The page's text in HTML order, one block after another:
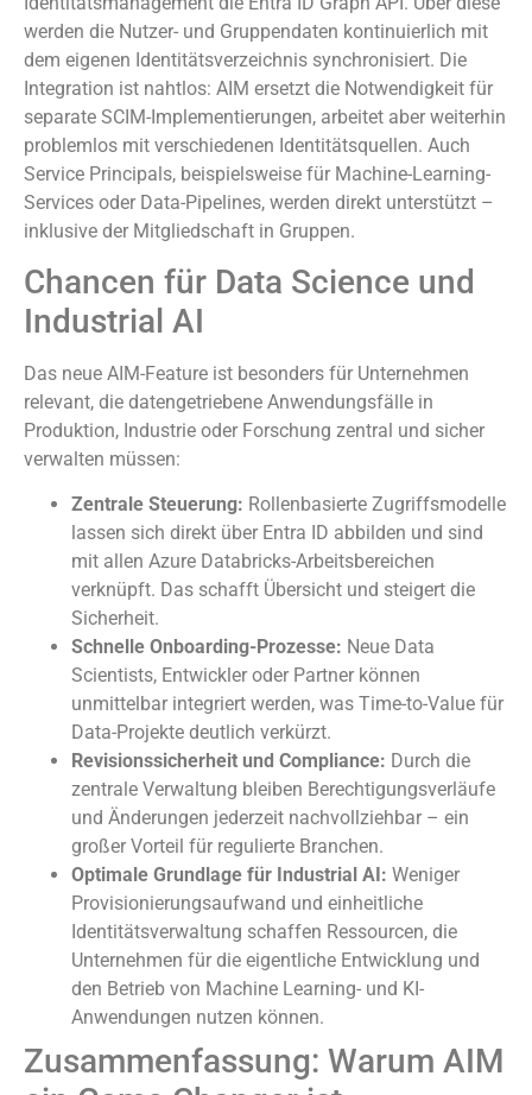
werden die Nutzer- und Gruppendaten kontinuierlich mit
dem eigenen Identitätsverzeichnis synchronisiert. Die
Integration ist nahtlos: AIM ersetzt die Notwendigkeit für
separate SCIM-Implementierungen, arbeitet aber weiterhin
problemlos mit verschiedenen Identitätsquellen. Auch
Service Principals, beispielsweise für Machine-Learning-
Services oder Data-Pipelines, werden direkt unterstützt –
inklusive der Mitgliedschaft in Gruppen.
Chancen für Data Science und
Industrial AI
Das neue AIM-Feature ist besonders für Unternehmen
relevant, die datengetriebene Anwendungsfälle in
Produktion, Industrie oder Forschung zentral und sicher
verwalten müssen:
Zentrale Steuerung: Rollenbasierte Zugriffsmodelle
lassen sich direkt über Entra ID abbilden und sind
mit allen Azure Databricks-Arbeitsbereichen
verknüpft. Das schafft Übersicht und steigert die
Sicherheit.
Schnelle Onboarding-Prozesse: Neue Data
Scientists, Entwickler oder Partner können
unmittelbar integriert werden, was Time-to-Value für
Data-Projekte deutlich verkürzt.
Revisionssicherheit und Compliance: Durch die
zentrale Verwaltung bleiben Berechtigungsverläufe
und Änderungen jederzeit nachvollziehbar – ein
großer Vorteil für regulierte Branchen.
Optimale Grundlage für Industrial AI: Weniger
Provisionierungsaufwand und einheitliche
Identitätsverwaltung schaffen Ressourcen, die
Unternehmen für die eigentliche Entwicklung und
den Betrieb von Machine Learning- und KI-
Anwendungen nutzen können.
Zusammenfassung: Warum AIM